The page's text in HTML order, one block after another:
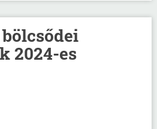
2024-es